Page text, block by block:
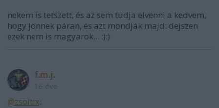
nekem is tetszett, és az sem tudja elvenni a kedvem,
hogy jönnek páran, és azt mondják majd: dejszen
ezek nem is magyarok... :):)
f.m.j.
@zsoltix: